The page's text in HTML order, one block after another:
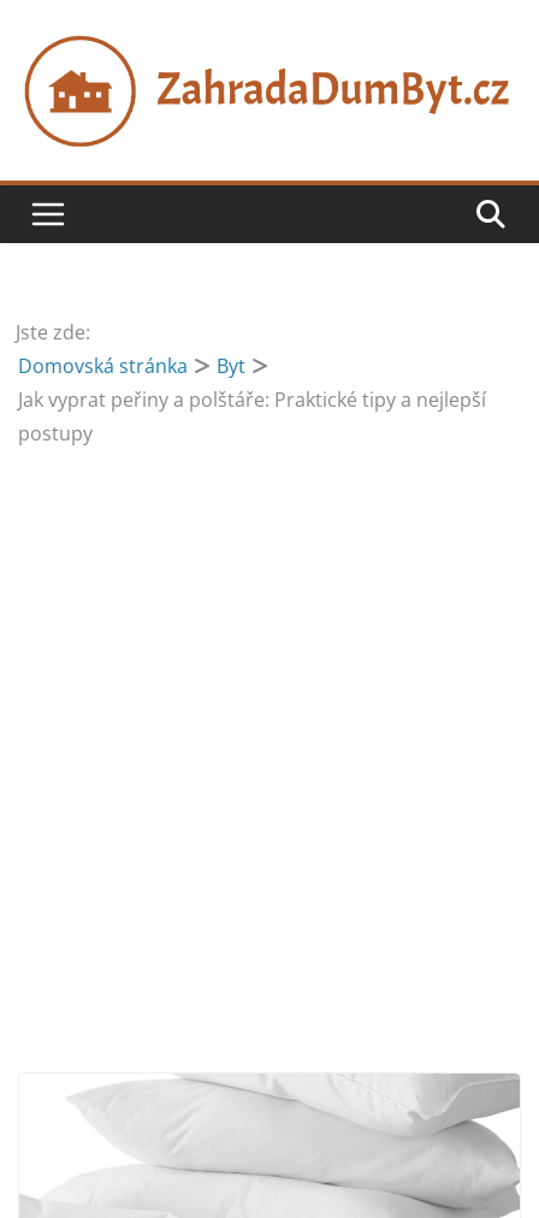
obsah
Jste zde:
Domovská stránka
Byt
Jak vyprat peřiny a polštáře: Praktické tipy a nejlepší
postupy